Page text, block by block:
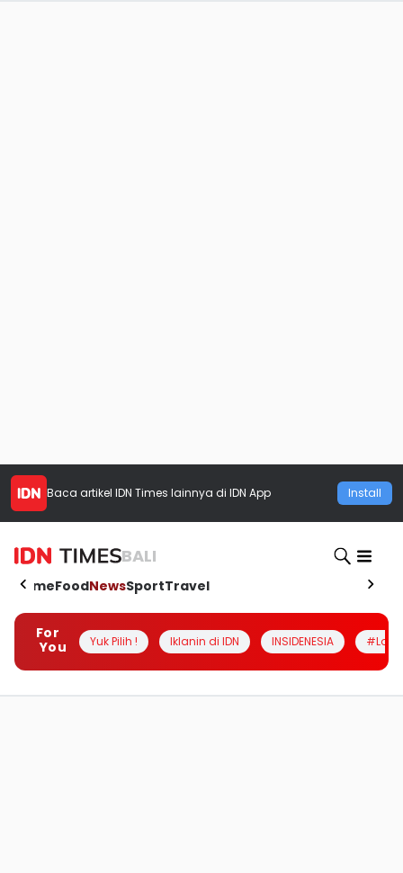
Baca artikel IDN Times lainnya di IDN App Install
BALI
HomeFoodNewsSportTravel
For
You
Yuk Pilih ! Iklanin di IDN INSIDENESIA